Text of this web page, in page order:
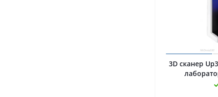
3D сканер